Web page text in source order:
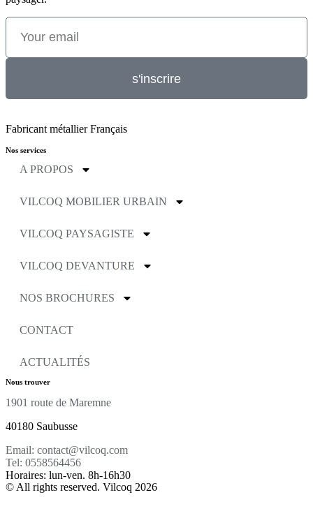
s'inscrire
Fabricant métallier Français
Nos services
A PROPOS
VILCOQ MOBILIER URBAIN
VILCOQ PAYSAGISTE
VILCOQ DEVANTURE
NOS BROCHURES
CONTACT
ACTUALITÉS
Nous trouver
1901 route de Maremne
40180 Saubusse
Email: contact@vilcoq.com
Tel: 0558564456
Horaires: lun-ven. 8h-16h30
© All rights reserved. Vilcoq 2026